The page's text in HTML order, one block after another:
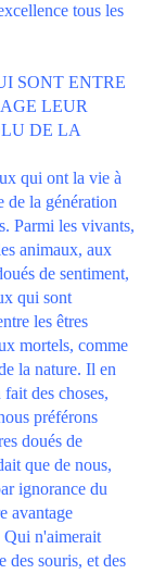
tous les
SONT ENTRE
LEUR
DE LA
qui ont la vie à
de la génération
Parmi les vivants,
animaux, aux
de sentiment,
qui sont
les êtres
mortels, comme
la nature. Il en
des choses,
préférons
doués de
que de nous,
ignorance du
avantage
Qui n'aimerait
des souris, et des